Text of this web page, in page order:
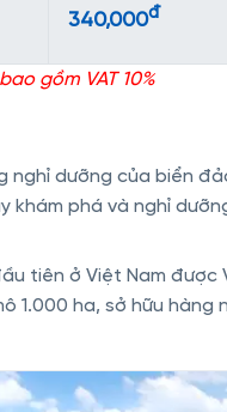
340,000đ
gồm VAT 10%
dưỡng của biển
phá và nghỉ
tiên ở Việt Nam
1.000 ha, sở hữu hàng